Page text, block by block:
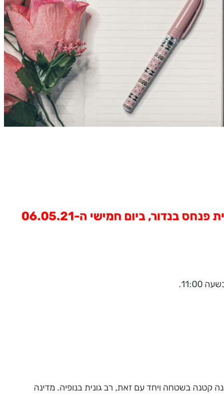
גימלאיות וגימלאי הבנק מוזמנים להרצאה על סלובניה – "פנינת הים האדריאטי", בהנחיית פנחס בנדור, ביום חמישי ה-06.05.21
קטנה בשטחה ויחד עם זאת, רב גונית בנופיה. מדינה